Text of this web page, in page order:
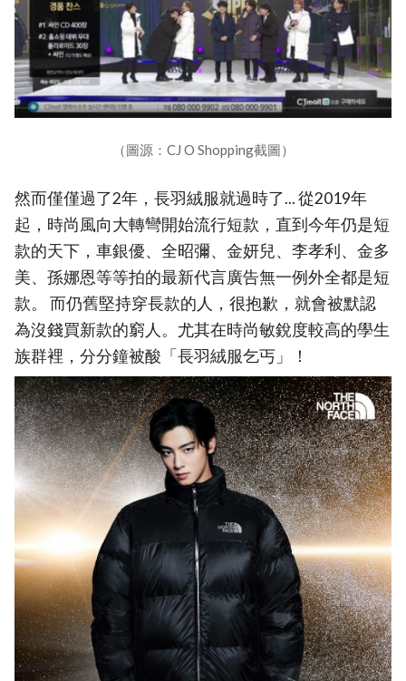
（圖源：CJ O Shopping截圖）
然而僅僅過了2年，長羽絨服就過時了... 從2019年
起，時尚風向大轉彎開始流行短款，直到今年仍是短
款的天下，車銀優、全昭彌、金妍兒、李孝利、金多
美、孫娜恩等等拍的最新代言廣告無一例外全都是短
款。 而仍舊堅持穿長款的人，很抱歉，就會被默認
為沒錢買新款的窮人。尤其在時尚敏銳度較高的學生
族群裡，分分鐘被酸「長羽絨服乞丐」！